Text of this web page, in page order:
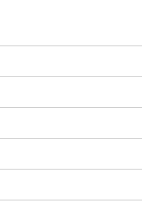
- 13
DIE